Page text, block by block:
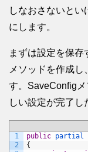
しなおさないとい
にします。
まずは設定を保
メソッドを作成し
す。SaveConfig
しい設定が完了し
1
2
public partial
{